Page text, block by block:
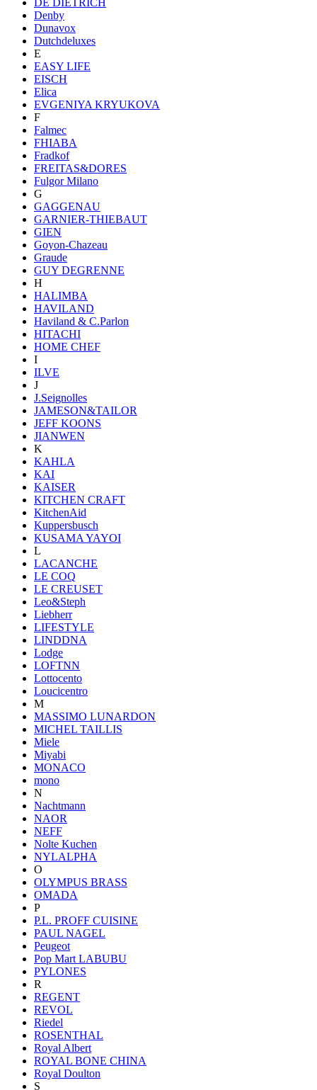
Denby
Dunavox
Dutchdeluxes
E
EASY LIFE
EISCH
Elica
EVGENIYA KRYUKOVA
F
Falmec
FHIABA
Fradkof
FREITAS&DORES
Fulgor Milano
G
GAGGENAU
GARNIER-THIEBAUT
GIEN
Goyon-Chazeau
Graude
GUY DEGRENNE
H
HALIMBA
HAVILAND
Haviland & C.Parlon
HITACHI
HOME CHEF
I
ILVE
J
J.Seignolles
JAMESON&TAILOR
JEFF KOONS
JIANWEN
K
KAHLA
KAI
KAISER
KITCHEN CRAFT
KitchenAid
Kuppersbusch
KUSAMA YAYOI
L
LACANCHE
LE COQ
LE CREUSET
Leo&Steph
Liebherr
LIFESTYLE
LINDDNA
Lodge
LOFTNN
Lottocento
Loucicentro
M
MASSIMO LUNARDON
MICHEL TAILLIS
Miele
Miyabi
MONACO
mono
N
Nachtmann
NAOR
NEFF
Nolte Kuchen
NYLALPHA
O
OLYMPUS BRASS
OMADA
P
P.L. PROFF CUISINE
PAUL NAGEL
Peugeot
Pop Mart LABUBU
PYLONES
R
REGENT
REVOL
Riedel
ROSENTHAL
Royal Albert
ROYAL BONE CHINA
Royal Doulton
S